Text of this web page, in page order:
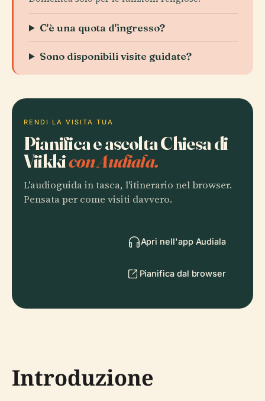
C'è una quota d'ingresso?
Sono disponibili visite guidate?
RENDI LA VISITA TUA
Pianifica e ascolta Chiesa di
Viikkicon Audiala.
L'audioguida in tasca, l'itinerario nel browser.
Pensata per come visiti davvero.
Apri nell'app Audiala
Pianifica dal browser
Introduzione